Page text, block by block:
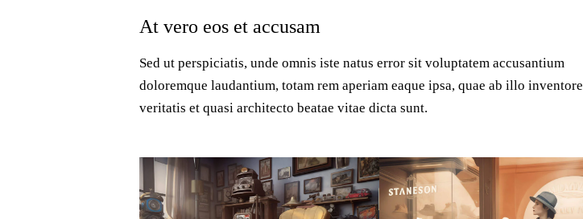
At vero eos et accusam
Sed ut perspiciatis, unde omnis iste natus error sit voluptatem accusantium
doloremque laudantium, totam rem aperiam eaque ipsa, quae ab illo inventore
veritatis et quasi architecto beatae vitae dicta sunt.